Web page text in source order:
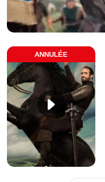
ANNULÉE